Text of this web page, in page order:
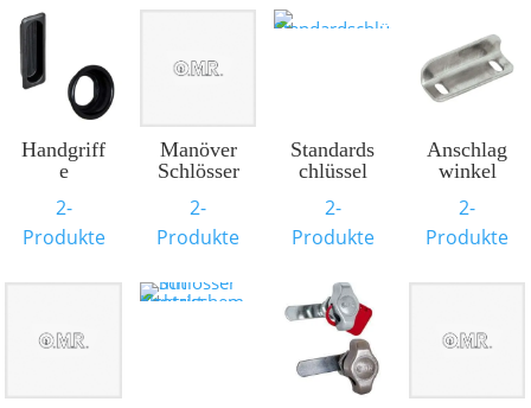
Handgriff
e
2-
Produkte
Manöver
Schlösser
2-
Produkte
Standards
chlüssel
2-
Produkte
Anschlag
winkel
2-
Produkte